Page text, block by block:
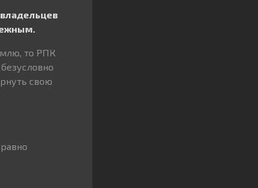
то РПК
свою